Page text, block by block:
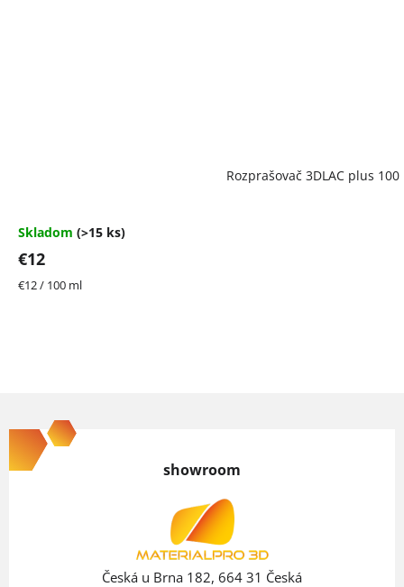
Rozprašovač 3DLAC plus
Skladom (>15 ks)
€12
Jednotková
€12 / 100 ml
á
p
showroom
Česká u Brna 182, 664 31 Česká